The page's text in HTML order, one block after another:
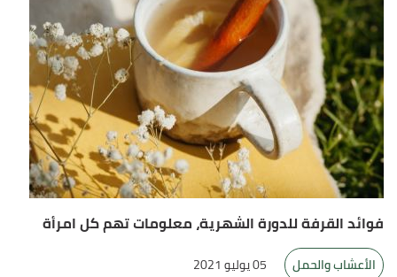
فوائد القرفة للدورة الشهرية، معلومات تهم كل امرأة
الأعشاب والحمل 05 يوليو 2021